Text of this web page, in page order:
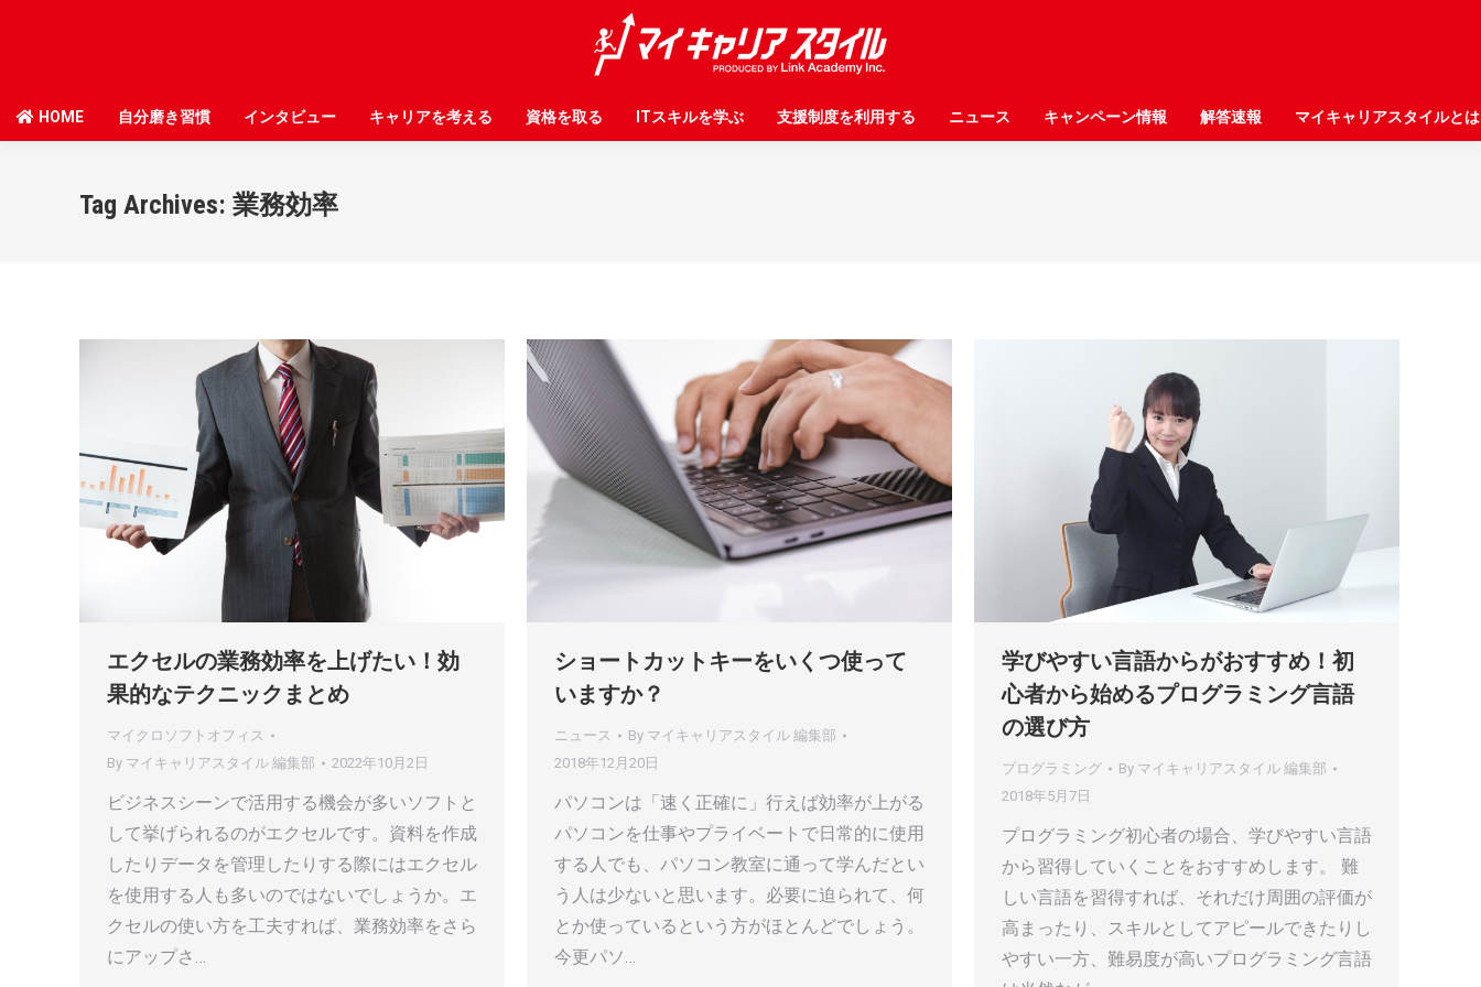
HOME 自分磨き習慣 インタビュー キャリアを考える 資格を取る ITスキルを学ぶ 支援制度を利用する ニュース キャンペーン情報 解答速報 マイキャリアスタイルとは
Tag Archives: 業務効率
エクセルの業務効率を上げたい！効
果的なテクニックまとめ
マイクロソフトオフィス
By マイキャリアスタイル 編集部 2022年10月2日
ビジネスシーンで活用する機会が多いソフトと
して挙げられるのがエクセルです。資料を作成
したりデータを管理したりする際にはエクセル
を使用する人も多いのではないでしょうか。エ
クセルの使い方を工夫すれば、業務効率をさら
にアップさ…
ショートカットキーをいくつ使って
いますか？
ニュース By マイキャリアスタイル 編集部
2018年12月20日
パソコンは「速く正確に」行えば効率が上がる
パソコンを仕事やプライベートで日常的に使用
する人でも、パソコン教室に通って学んだとい
う人は少ないと思います。必要に迫られて、何
とか使っているという方がほとんどでしょう。
今更パソ…
学びやすい言語からがおすすめ！初
心者から始めるプログラミング言語
の選び方
プログラミング By マイキャリアスタイル 編集部
2018年5月7日
プログラミング初心者の場合、学びやすい言語
から習得していくことをおすすめします。 難
しい言語を習得すれば、それだけ周囲の評価が
高まったり、スキルとしてアピールできたりし
やすい一方、難易度が高いプログラミング言語
HOME 自分磨き習慣 インタビュー キャリアを考える 資格を取る ITスキルを学ぶ 支援制度を利用する ニュース キャンペーン情報 解答速報 マイキャリアスタイルとは